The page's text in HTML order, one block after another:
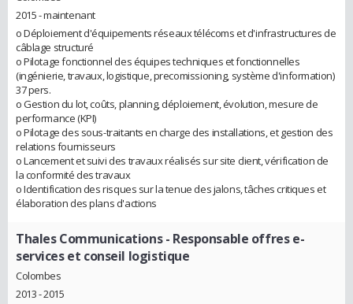
2015 - maintenant
o Déploiement d'équipements réseaux télécoms et d'infrastructures de
câblage structuré
o Pilotage fonctionnel des équipes techniques et fonctionnelles
(ingénierie, travaux, logistique, precomissioning, système d'information)
37 pers.
o Gestion du lot, coûts, planning, déploiement, évolution, mesure de
performance (KPI)
o Pilotage des sous-traitants en charge des installations, et gestion des
relations fournisseurs
o Lancement et suivi des travaux réalisés sur site client, vérification de
la conformité des travaux
o Identification des risques sur la tenue des jalons, tâches critiques et
élaboration des plans d'actions
Thales Communications- Responsable offres e-
services et conseil logistique
Colombes
2013 - 2015